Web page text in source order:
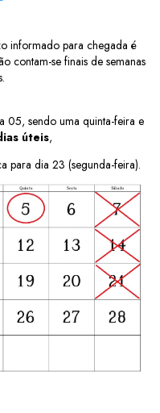
informado para chegada é
contam-se finais de semanas
05, sendo uma quinta-feira e
úteis,
para dia 23 (segunda-feira).